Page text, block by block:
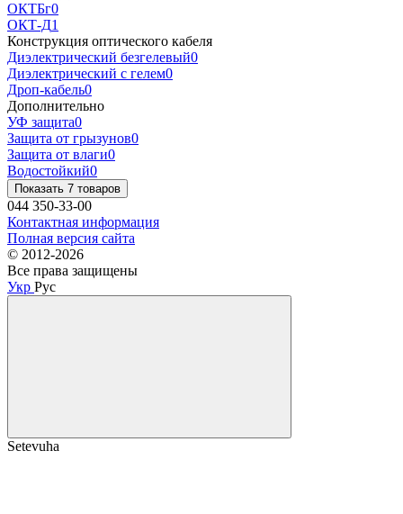
ОКТБг0
ОКТ-Д1
Конструкция оптического кабеля
Диэлектрический безгелевый0
Диэлектрический с гелем0
Дроп-кабель0
Дополнительно
УФ защита0
Защита от грызунов0
Защита от влаги0
Водостойкий0
Показать 7 товаров
044 350-33-00
Контактная информация
Полная версия сайта
© 2012-2026
Все права защищены
Укр Рус
Setevuha